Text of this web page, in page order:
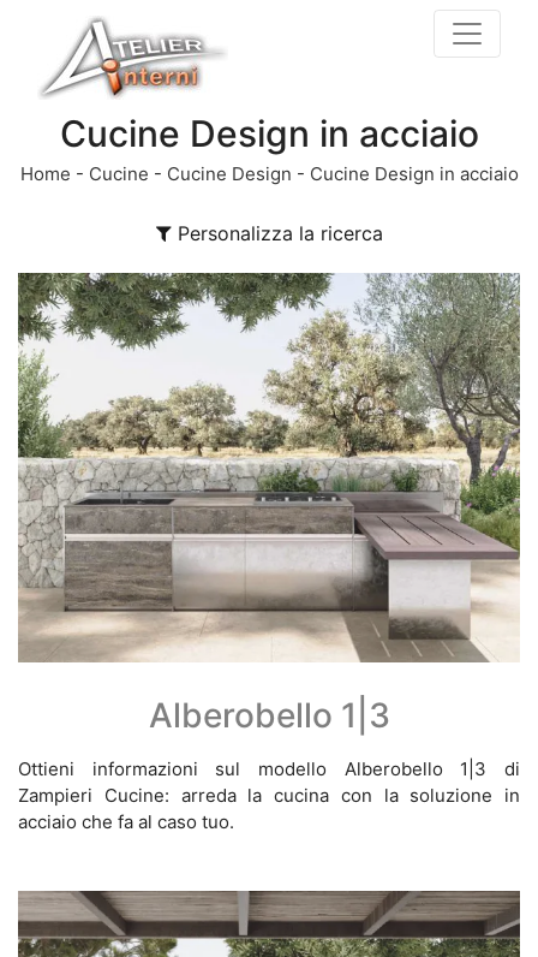
Cucine Design in acciaio
Home - Cucine - Cucine Design - Cucine Design in acciaio
Personalizza la ricerca
Alberobello 1|3
Ottieni informazioni sul modello Alberobello 1|3 di
Zampieri Cucine: arreda la cucina con la soluzione in
acciaio che fa al caso tuo.